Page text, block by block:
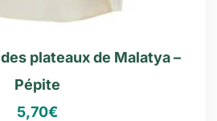
plateaux de Malatya –
Pépite
5,70€